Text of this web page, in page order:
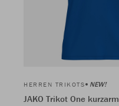
HERREN TRIKOTS NEW!
JAKO Trikot One kurzarm